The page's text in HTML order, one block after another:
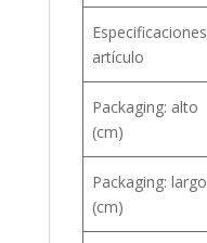
Especificaciones
artículo
Packaging: alto
(cm)
Packaging: largo
(cm)